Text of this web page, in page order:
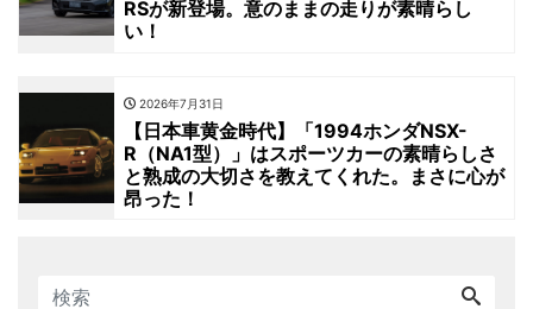
RSが新登場。意のままの走りが素晴らし
い！
2026年7月31日
【日本車黄金時代】「1994ホンダNSX-
R（NA1型）」はスポーツカーの素晴らしさ
と熟成の大切さを教えてくれた。まさに心が
昂った！